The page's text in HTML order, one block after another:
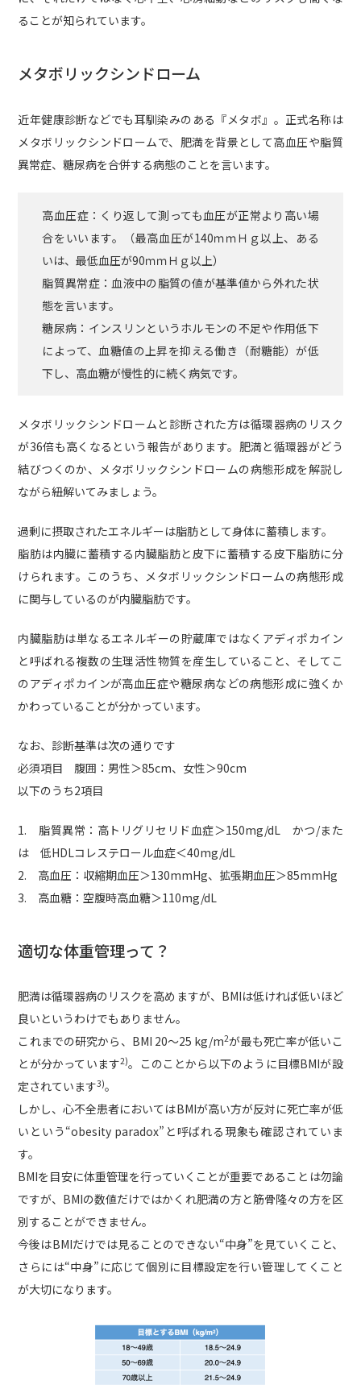
ることが知られています。
メタボリックシンドローム
近年健康診断などでも耳馴染みのある『メタボ』。正式名称は
メタボリックシンドロームで、肥満を背景として高血圧や脂質
異常症、糖尿病を合併する病態のことを言います。
高血圧症：くり返して測っても血圧が正常より高い場
合をいいます。（最高血圧が140ｍｍＨｇ以上、ある
いは、最低血圧が90ｍｍＨｇ以上）
脂質異常症：血液中の脂質の値が基準値から外れた状
態を言います。
糖尿病：インスリンというホルモンの不足や作用低下
によって、血糖値の上昇を抑える働き（耐糖能）が低
下し、高血糖が慢性的に続く病気です。
メタボリックシンドロームと診断された方は循環器病のリスク
が36倍も高くなるという報告があります。肥満と循環器がどう
結びつくのか、メタボリックシンドロームの病態形成を解説し
ながら紐解いてみましょう。
過剰に摂取されたエネルギーは脂肪として身体に蓄積します。
脂肪は内臓に蓄積する内臓脂肪と皮下に蓄積する皮下脂肪に分
けられます。このうち、メタボリックシンドロームの病態形成
に関与しているのが内臓脂肪です。
内臓脂肪は単なるエネルギーの貯蔵庫ではなくアディポカイン
と呼ばれる複数の生理活性物質を産生していること、そしてこ
のアディポカインが高血圧症や糖尿病などの病態形成に強くか
かわっていることが分かっています。
なお、診断基準は次の通りです
必須項目 腹囲：男性＞85cm、女性＞90cm
以下のうち2項目
1. 脂質異常：高トリグリセリド血症＞150mg/dL かつ/また
は 低HDLコレステロール血症＜40mg/dL
2. 高血圧：収縮期血圧＞130mmHg、拡張期血圧＞85mmHg
3. 高血糖：空腹時高血糖＞110mg/dL
適切な体重管理って？
肥満は循環器病のリスクを高めますが、BMIは低ければ低いほど
良いというわけでもありません。
これまでの研究から、BMI 20～25 kg/m2が最も死亡率が低いこ
とが分かっています2)。このことから以下のように目標BMIが設
定されています3)。
しかし、心不全患者においてはBMIが高い方が反対に死亡率が低
いという“obesity paradox”と呼ばれる現象も確認されていま
す。
BMIを目安に体重管理を行っていくことが重要であることは勿論
ですが、BMIの数値だけではかくれ肥満の方と筋骨隆々の方を区
別することができません。
今後はBMIだけでは見ることのできない“中身”を見ていくこと、
さらには“中身”に応じて個別に目標設定を行い管理してくこと
が大切になります。